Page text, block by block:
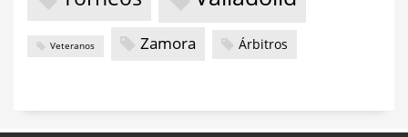
Veteranos Zamora Árbitros